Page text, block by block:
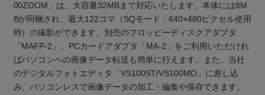
00ZOOM」は、大容量32MBまで対応いたします。本体には8M
Bが同梱され、最大122コマ（SQモード：640×480ピクセル使用
時）の撮影ができます。別売のフロッピーディスクアダプタ
「MAFP-2」、PCカードアダプタ「MA-2」をご利用いただけれ
ばパソコンへの画像データ転送も簡単に行えます。また、当社
のデジタルフォトエディタ「VS100ST/VS100MO」に差し込
み、パソコンレスで画像データの加工・編集や保存できます。